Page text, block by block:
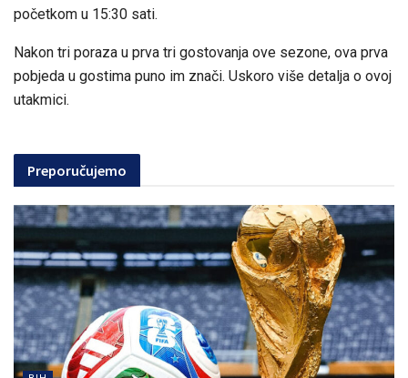
početkom u 15:30 sati.
Nakon tri poraza u prva tri gostovanja ove sezone, ova prva
pobjeda u gostima puno im znači. Uskoro više detalja o ovoj
utakmici.
Preporučujemo